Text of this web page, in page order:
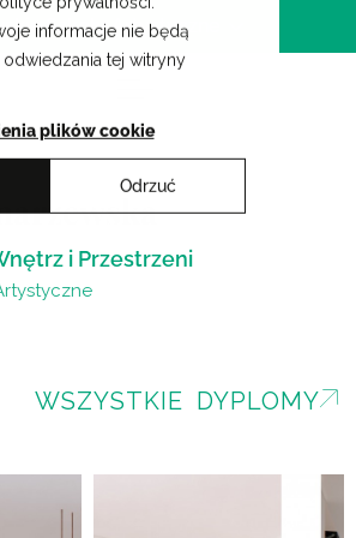
informacje nie będą
tej witryny
plików cookie
Odrzuć
Szkoły Artystyczne
i Przestrzeni
WSZYSTKIE DYPLOMY